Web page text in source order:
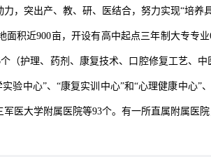
，突出产、教、研、医结合，努力实现“培养
近900亩，开设有高中起点三年制大专专
（护理、药剂、康复技术、口腔修复工艺、
验中心”、“康复实训中心”和“心理健康中
医大学附属医院等93个。有一所直属附属医